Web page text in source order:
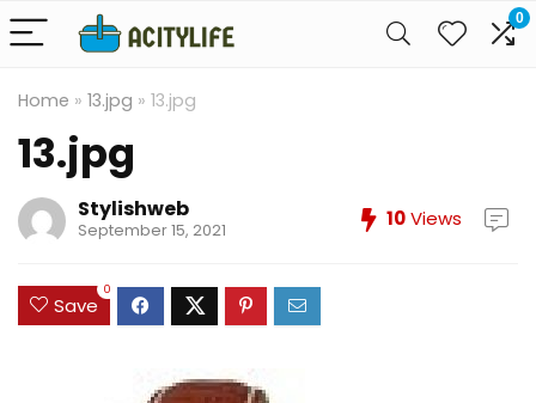
0
Home » 13.jpg » 13.jpg
13.jpg
Stylishweb
September 15, 2021 10Views
Save
0